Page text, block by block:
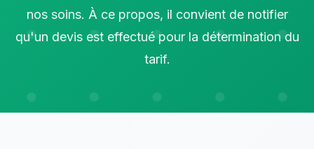
nos soins. À ce propos, il convient de notifier
qu'un devis est effectué pour la détermination du
tarif.